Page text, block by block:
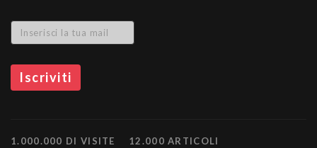
1.000.000 DI VISITE 12.000 ARTICOLI